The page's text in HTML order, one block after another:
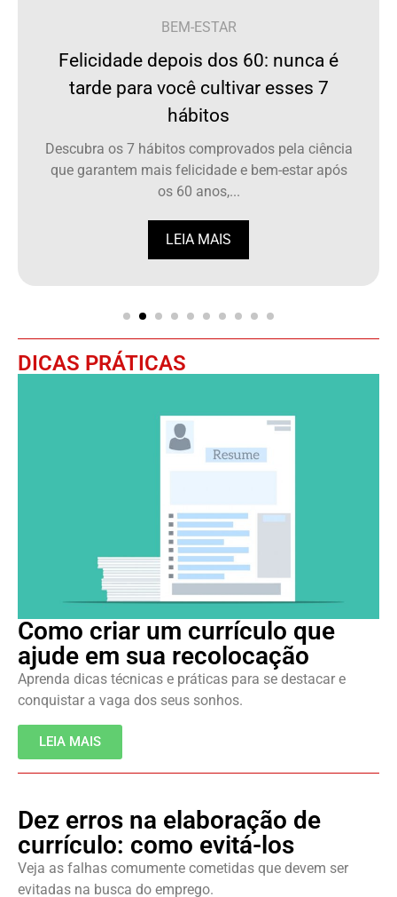
BEM-ESTAR
Felicidade depois dos 60: nunca é
tarde para você cultivar esses 7
hábitos
Descubra os 7 hábitos comprovados pela ciência
que garantem mais felicidade e bem-estar após
os 60 anos,...
LEIA MAIS
DICAS PRÁTICAS
Como criar um currículo que
ajude em sua recolocação
Aprenda dicas técnicas e práticas para se destacar e
conquistar a vaga dos seus sonhos.
LEIA MAIS
Dez erros na elaboração de
currículo: como evitá-los
Veja as falhas comumente cometidas que devem ser
evitadas na busca do emprego.